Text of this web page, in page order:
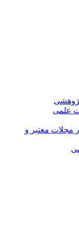
علمی
معتبر و